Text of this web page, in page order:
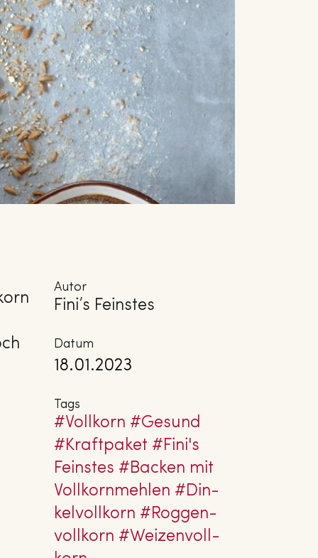
Autor
Fini’s Feinstes
Datum
18.01.2023
Tags
#Vollkorn #Gesund
#Kraft­pa­ket #Fini's
Feinstes #Backen mit
Voll­korn­meh­len #Din­
kel­voll­korn #Rog­gen­
voll­korn #Wei­zen­voll­